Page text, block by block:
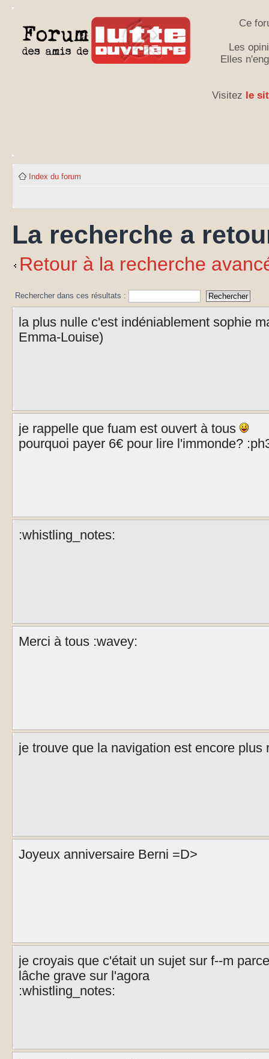
Ce
Les
Elles
Visitez le
Index du forum
La recherche a
Retour à la recherche
Rechercher dans ces résultats :
la plus nulle c'est indéniablement sophie
Emma-Louise)
je rappelle que fuam est ouvert à tous
pourquoi payer 6€ pour lire l'immonde?
:whistling_notes:
Merci à tous :wavey:
je trouve que la navigation est encore plus
Joyeux anniversaire Berni =D>
je croyais que c'était un sujet sur f--m
lâche grave sur l'agora
:whistling_notes: